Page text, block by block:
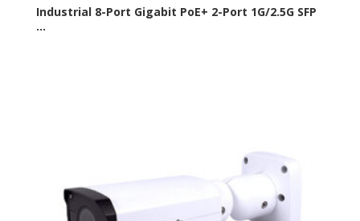
Industrial 8-Port Gigabit PoE+ 2-Port 1G/2.5G SFP
...